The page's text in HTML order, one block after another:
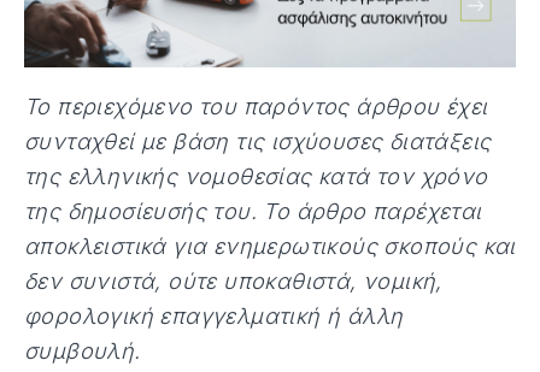
Το περιεχόμενο του παρόντος άρθρου έχει
συνταχθεί με βάση τις ισχύουσες διατάξεις
της ελληνικής νομοθεσίας κατά τον χρόνο
της δημοσίευσής του. Το άρθρο παρέχεται
αποκλειστικά για ενημερωτικούς σκοπούς και
δεν συνιστά, ούτε υποκαθιστά, νομική,
φορολογική επαγγελματική ή άλλη
συμβουλή.